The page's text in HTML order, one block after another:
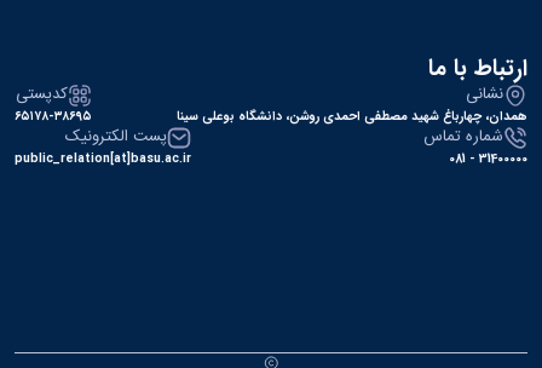
ارتباط با ما
نشانی
همدان، چهارباغ شهید مصطفی احمدی روشن، دانشگاه بوعلی سینا
کدپستی
۶۵۱۷۸-۳۸۶۹۵
شماره تماس
31400000 - 081
پست الکترونیک
public_relation[at]basu.ac.ir